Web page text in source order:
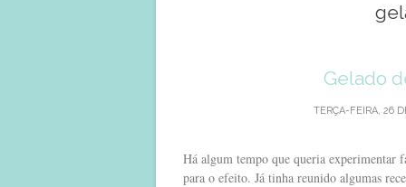
Gelado
TERÇA-FEIRA, 26
Há algum tempo que queria experimentar
para o efeito. Já tinha reunido algumas